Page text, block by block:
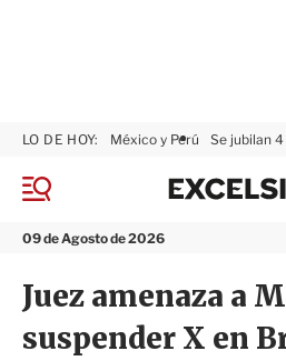
M
n
09 de Agosto de 2026
LO DE HOY: México y Perú Se jubilan
Juez amenaza a
suspender X en